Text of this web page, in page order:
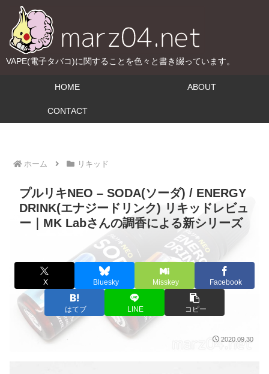
VAPE(電子タバコ)に関することを色々と書き綴っています。
HOME ABOUT
CONTACT
ホーム リキッド
プルリキNEO – SODA(ソーダ) / ENERGY
DRINK(エナジードリンク) リキッドレビュ
ー｜MK Labさんの調香による新シリーズ
X Bluesky Misskey Facebook
はてブ LINE コピー
2020.09.30